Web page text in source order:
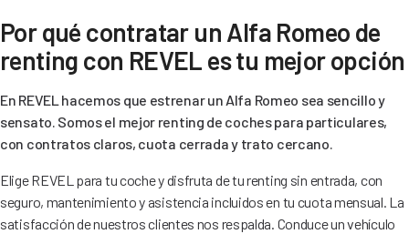
Por qué contratar un Alfa Romeo de
renting con REVEL es tu mejor opción
En REVEL hacemos que estrenar un Alfa Romeo sea sencillo y
sensato. Somos el mejor renting de coches para particulares,
con contratos claros, cuota cerrada y trato cercano.
Elige REVEL para tu coche y disfruta de tu renting sin entrada, con
seguro, mantenimiento y asistencia incluidos en tu cuota mensual. La
satisfacción de nuestros clientes nos respalda. Conduce un vehículo